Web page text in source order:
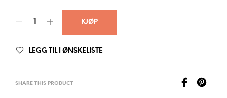
KJØP
LEGG TIL I ØNSKELISTE
SHARE THIS PRODUCT